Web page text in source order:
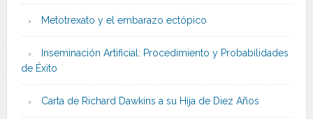
Metotrexato y el embarazo ectópico
Inseminación Artificial: Procedimiento y Probabilidades
de Éxito
Carta de Richard Dawkins a su Hija de Diez Años